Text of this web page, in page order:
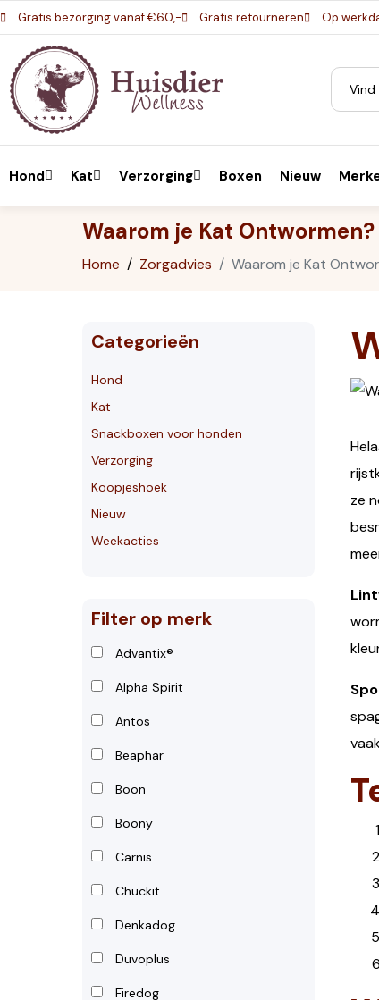
Gratis bezorging vanaf €60,- Gratis retourneren Op
Hond Kat Verzorging Boxen Nieuw
Waarom je Kat Ontwormen?
Home Zorgadvies Waarom je Kat
ze
Categorieën
Hond
Kat
Snackboxen voor honden
Verzorging
Koopjeshoek
Nieuw
Weekacties
Filter op merk
Advantix®
Alpha Spirit
Antos
Beaphar
Boon
Boony
Carnis
Chuckit
Denkadog
Duvoplus
Firedog